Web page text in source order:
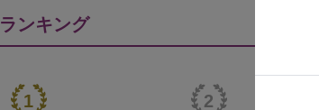
ランキング